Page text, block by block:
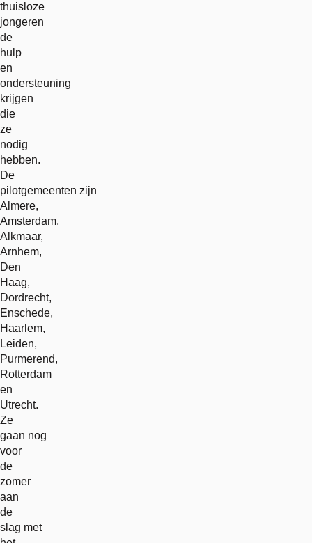
thuisloze
jongeren
de
hulp
en
ondersteuning
krijgen
die
ze
nodig
hebben.
De
pilotgemeenten zijn
Almere,
Amsterdam,
Alkmaar,
Arnhem,
Den
Haag,
Dordrecht,
Enschede,
Haarlem,
Leiden,
Purmerend,
Rotterdam
en
Utrecht.
Ze
gaan nog
voor
de
zomer
aan
de
slag met